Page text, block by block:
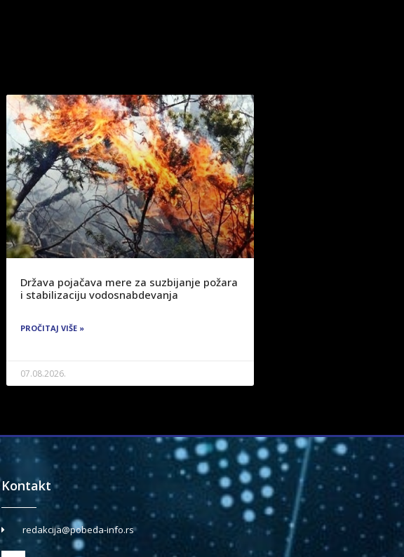
Država pojačava mere za suzbijanje požara
i stabilizaciju vodosnabdevanja
PROČITAJ VIŠE »
07.08.2026.
Kontakt
redakcija@pobeda-info.rs